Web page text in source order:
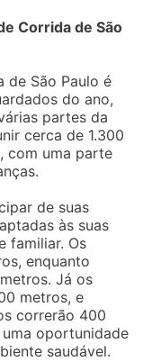
Corrida de São
de São Paulo é
do ano,
partes da
cerca de 1.300
com uma parte
de suas
às suas
familiar. Os
enquanto
Já os
metros, e
correrão 400
oportunidade
saudável.